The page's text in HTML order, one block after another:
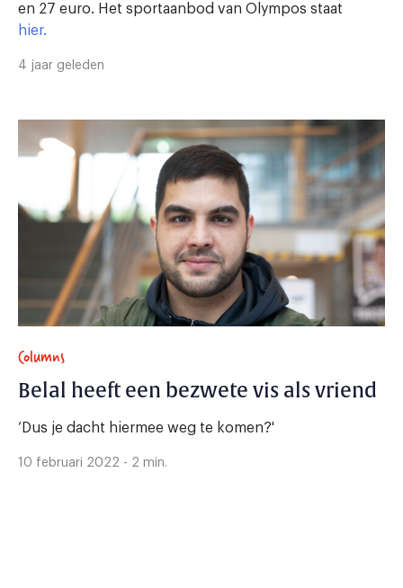
en 27 euro. Het sportaanbod van Olympos staat
hier.
4 jaar geleden
Columns
Belal heeft een bezwete vis als vriend
‘Dus je dacht hiermee weg te komen?'
10 februari 2022 - 2 min.